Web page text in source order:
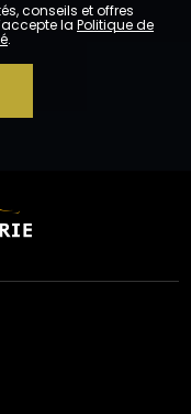
conseils et offres
la Politique de
.